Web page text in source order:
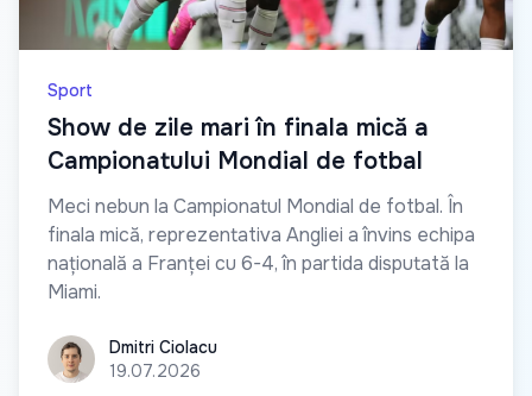
Sport
Show de zile mari în finala mică a
Campionatului Mondial de fotbal
Meci nebun la Campionatul Mondial de fotbal. În
finala mică, reprezentativa Angliei a învins echipa
națională a Franței cu 6-4, în partida disputată la
Miami.
Dmitri Ciolacu
Dmitri Ciolacu
19.07.2026